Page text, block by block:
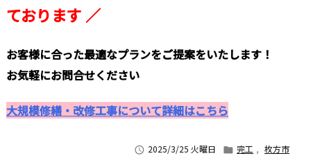
ております ／
お客様に合った最適なプランをご提案をいたします！
お気軽にお問合せください
大規模修繕・改修工事について詳細はこちら
 2025/3/25 火曜日  完工 , 枚方市